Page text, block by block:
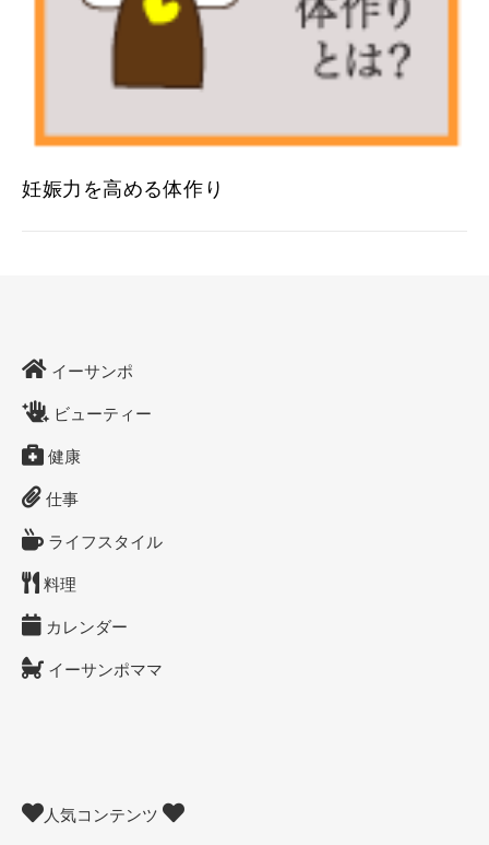
妊娠力を高める体作り
イーサンポ
ビューティー
健康
仕事
ライフスタイル
料理
カレンダー
イーサンポママ
人気コンテンツ